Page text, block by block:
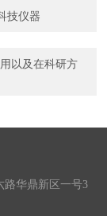
技仪器
以及在科研方
路华鼎新区一号3